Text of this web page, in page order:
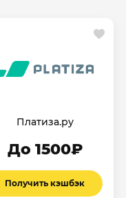
Платиза.ру
До 1500₽
Получить кэшбэк